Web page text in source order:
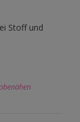
Stoff und